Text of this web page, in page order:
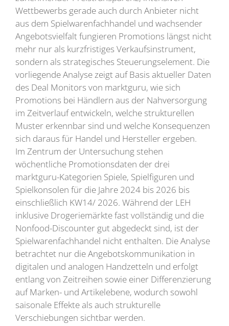
Wettbewerbs gerade auch durch Anbieter nicht
aus dem Spielwarenfachhandel und wachsender
Angebotsvielfalt fungieren Promotions längst nicht
mehr nur als kurzfristiges Verkaufsinstrument,
sondern als strategisches Steuerungselement. Die
vorliegende Analyse zeigt auf Basis aktueller Daten
des Deal Monitors von marktguru, wie sich
Promotions bei Händlern aus der Nahversorgung
im Zeitverlauf entwickeln, welche strukturellen
Muster erkennbar sind und welche Konsequenzen
sich daraus für Handel und Hersteller ergeben.
Im Zentrum der Untersuchung stehen
wöchentliche Promotionsdaten der drei
marktguru-Kategorien Spiele, Spielfiguren und
Spielkonsolen für die Jahre 2024 bis 2026 bis
einschließlich KW14/ 2026. Während der LEH
inklusive Drogeriemärkte fast vollständig und die
Nonfood-Discounter gut abgedeckt sind, ist der
Spielwarenfachhandel nicht enthalten. Die Analyse
betrachtet nur die Angebotskommunikation in
digitalen und analogen Handzetteln und erfolgt
entlang von Zeitreihen sowie einer Differenzierung
auf Marken- und Artikelebene, wodurch sowohl
saisonale Effekte als auch strukturelle
Verschiebungen sichtbar werden.